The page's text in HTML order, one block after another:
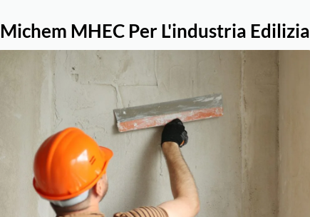
Michem MHEC Per L'industria Edilizia